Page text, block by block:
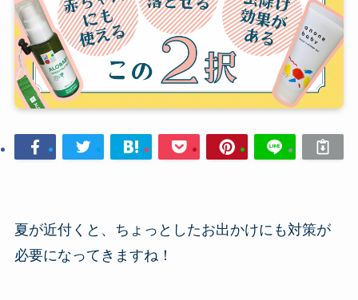
夏が近付くと、ちょっとしたお出かけにも対策が
必要になってきますね！